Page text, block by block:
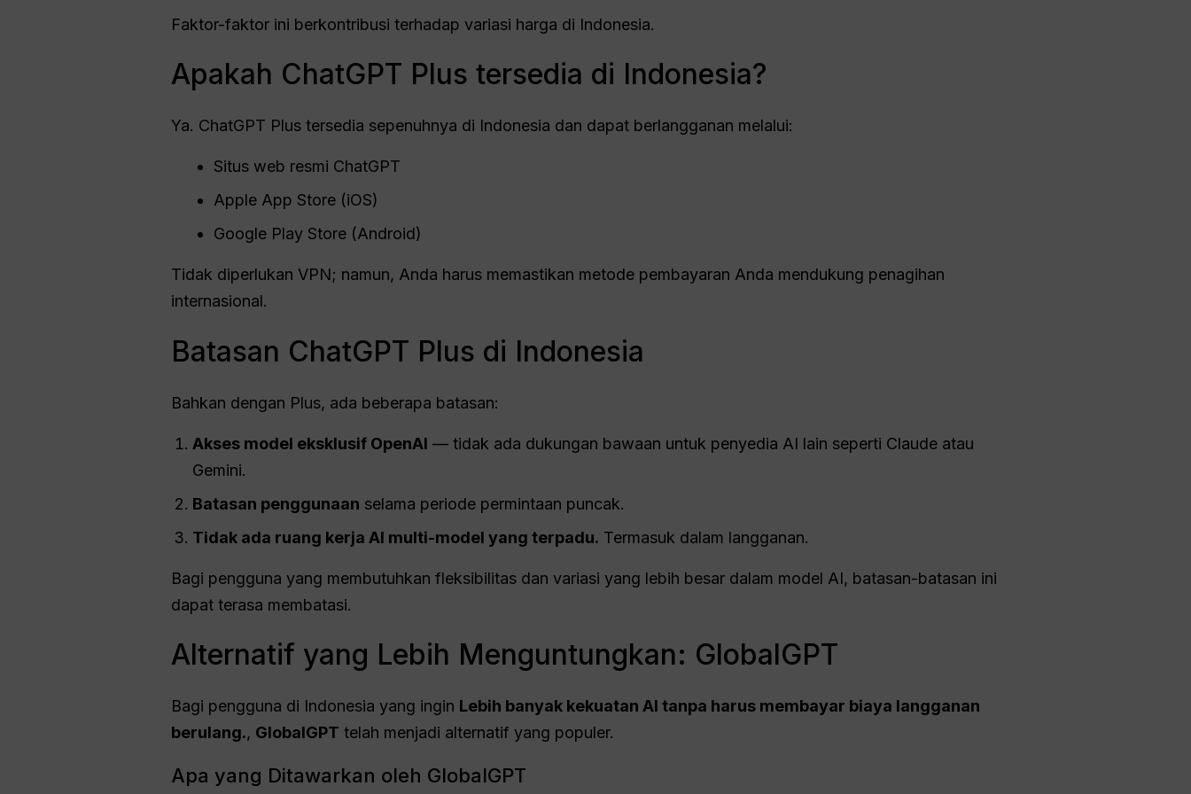
Faktor-faktor ini berkontribusi terhadap variasi harga di Indonesia.
Apakah ChatGPT Plus tersedia di Indonesia?
Ya. ChatGPT Plus tersedia sepenuhnya di Indonesia dan dapat berlangganan melalui:
Situs web resmi ChatGPT
Apple App Store (iOS)
Google Play Store (Android)
Tidak diperlukan VPN; namun, Anda harus memastikan metode pembayaran Anda mendukung penagihan
internasional.
Batasan ChatGPT Plus di Indonesia
Bahkan dengan Plus, ada beberapa batasan:
Akses model eksklusif OpenAI — tidak ada dukungan bawaan untuk penyedia AI lain seperti Claude atau
Gemini.
Batasan penggunaan selama periode permintaan puncak.
Tidak ada ruang kerja AI multi-model yang terpadu. Termasuk dalam langganan.
Bagi pengguna yang membutuhkan fleksibilitas dan variasi yang lebih besar dalam model AI, batasan-batasan ini
dapat terasa membatasi.
Alternatif yang Lebih Menguntungkan: GlobalGPT
Bagi pengguna di Indonesia yang ingin Lebih banyak kekuatan AI tanpa harus membayar biaya langganan
berulang., GlobalGPT telah menjadi alternatif yang populer.
Apa yang Ditawarkan oleh GlobalGPT